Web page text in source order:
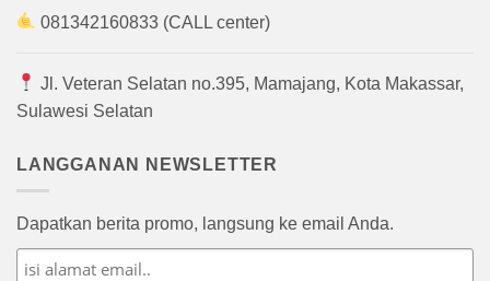
081342160833 (CALL center)
Jl. Veteran Selatan no.395, Mamajang, Kota Makassar,
Sulawesi Selatan
LANGGANAN NEWSLETTER
Dapatkan berita promo, langsung ke email Anda.